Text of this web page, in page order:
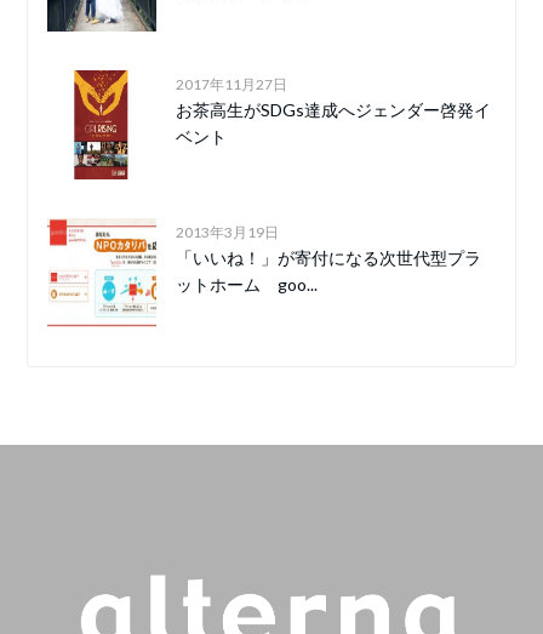
2017年11月27日
お茶高生がSDGs達成へジェンダー啓発イ
ベント
2013年3月19日
「いいね！」が寄付になる次世代型プラ
ットホーム goo...